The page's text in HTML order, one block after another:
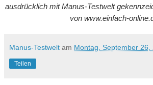
ausdrücklich mit Manus-Testwelt
von www.einfach-
Manus-Testwelt am Montag, September 26,
Teilen